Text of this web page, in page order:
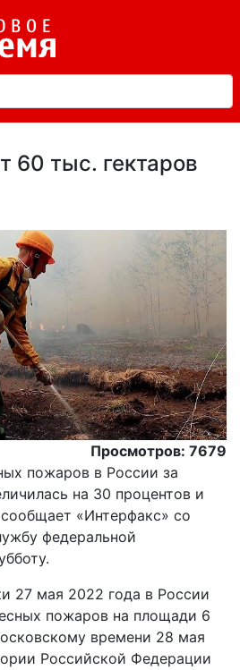
60 тыс. гектаров
Просмотров: 7679
пожаров в России за
на 30 процентов и
«Интерфакс» со
федеральной
27 мая 2022 года в России
пожаров на площади 6
времени 28 мая
Российской Федерации